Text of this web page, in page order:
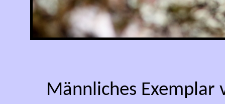
Männliches Exemplar